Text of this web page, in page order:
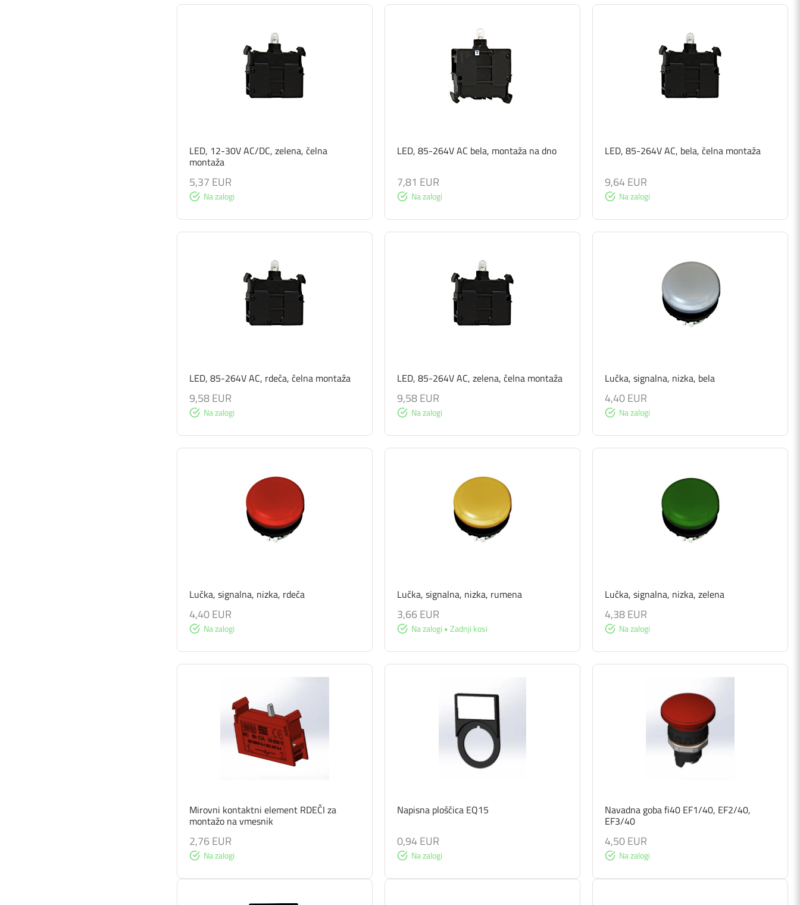
LED, 12-30V AC/DC, zelena, čelna
montaža
Na zalogi
5,37 EUR
LED, 85-264V AC bela, montaža na dno
Na zalogi
7,81 EUR
LED, 85-264V AC, bela, čelna montaža
Na zalogi
9,64 EUR
LED, 85-264V AC, rdeča, čelna montaža
Na zalogi
9,58 EUR
LED, 85-264V AC, zelena, čelna montaža
Na zalogi
9,58 EUR
Lučka, signalna, nizka, bela
Na zalogi
4,40 EUR
Lučka, signalna, nizka, rdeča
Na zalogi
4,40 EUR
Lučka, signalna, nizka, rumena
Na zalogi • Zadnji kosi
3,66 EUR
Lučka, signalna, nizka, zelena
Na zalogi
4,38 EUR
Mirovni kontaktni element RDEČI za
montažo na vmesnik
Na zalogi
2,76 EUR
Napisna ploščica EQ15
Na zalogi
0,94 EUR
Navadna goba fi40 EF1/40, EF2/40,
EF3/40
Na zalogi
4,50 EUR